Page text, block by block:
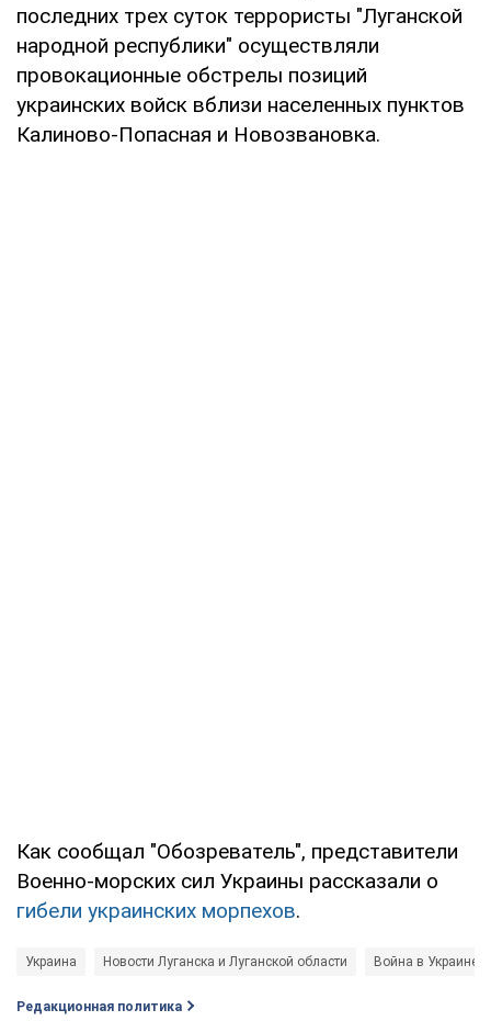
последних трех суток террористы "Луганской
народной республики" осуществляли
провокационные обстрелы позиций
украинских войск вблизи населенных пунктов
Калиново-Попасная и Новозвановка.
Как сообщал "Обозреватель", представители
Военно-морских сил Украины рассказали о
гибели украинских морпехов.
Украина Новости Луганска и Луганской области Война в Украине
Редакционная политика